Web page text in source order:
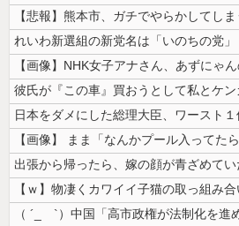
【悲報】熊本市、ガチでやらかしてしま
【ｗ】物凄くカワイイ子猫の取っ組み合